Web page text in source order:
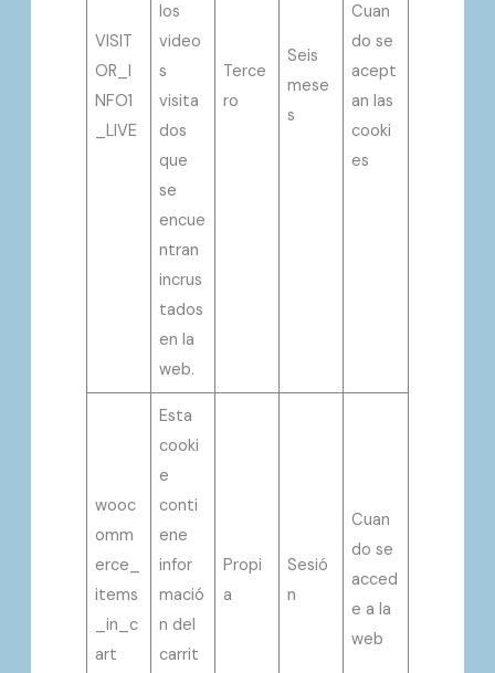
VISIT
OR_I
NFO1
_LIVE
los
video
s
visita
dos
que
se
encue
ntran
incrus
tados
en la
web.
Terce
ro
Seis
mese
s
Cuan
do se
acept
an las
cooki
es
wooc
omm
erce_
items
_in_c
art
Esta
cooki
e
conti
ene
infor
mació
n del
carrit
Propi
a
Sesió
n
Cuan
do se
acced
e a la
web